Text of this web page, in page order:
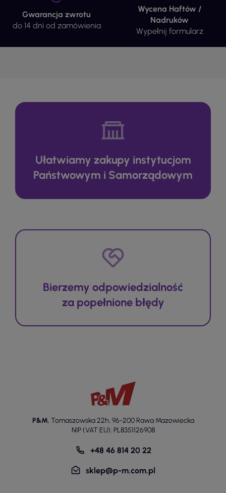
Gwarancja zwrotu
do 14 dni od zamówienia
Wycena Haftów /
Nadruków
Wypełnij formularz
Ułatwiamy zakupy instytucjom
Państwowym i Samorządowym
Bierzemy odpowiedzialność
za popełnione błędy
P&M, Tomaszowska 22h, 96-200 Rawa Mazowiecka
NIP (VAT EU): PL8351126908
+48 46 814 20 22
sklep@p-m.com.pl